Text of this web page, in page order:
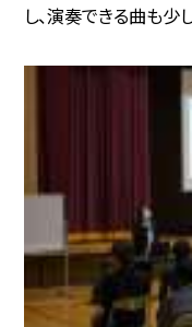
し、演奏できる曲も少